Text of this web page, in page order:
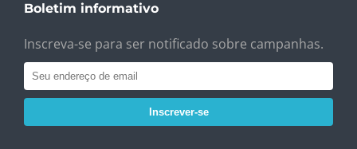
Boletim informativo
Inscreva-se para ser notificado sobre campanhas.
Inscrever-se